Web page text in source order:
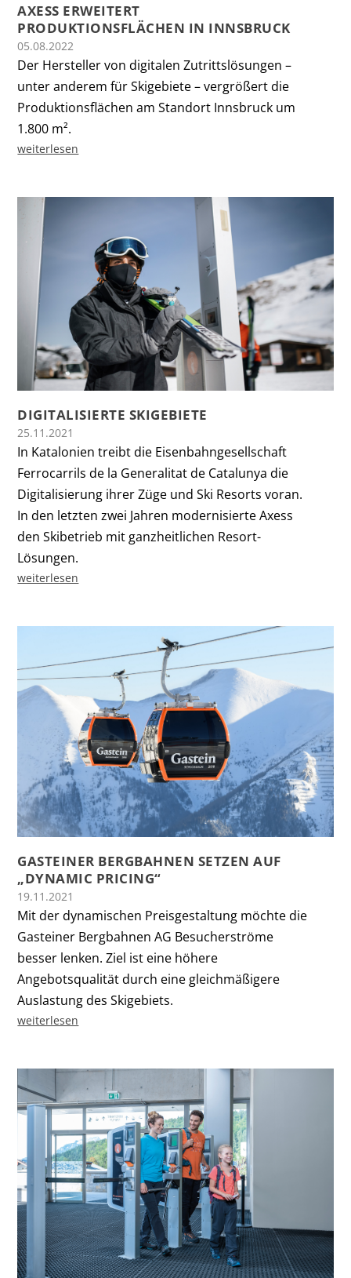
AXESS ERWEITERT
PRODUKTIONSFLÄCHEN IN INNSBRUCK
05.08.2022
Der Hersteller von digitalen Zutrittslösungen –
unter anderem für Skigebiete – vergrößert die
Produktionsflächen am Standort Innsbruck um
1.800 m².
weiterlesen
DIGITALISIERTE SKIGEBIETE
25.11.2021
In Katalonien treibt die Eisenbahngesellschaft
Ferrocarrils de la Generalitat de Catalunya die
Digitalisierung ihrer Züge und Ski Resorts voran.
In den letzten zwei Jahren modernisierte Axess
den Skibetrieb mit ganzheitlichen Resort-
Lösungen.
weiterlesen
GASTEINER BERGBAHNEN SETZEN AUF
„DYNAMIC PRICING“
19.11.2021
Mit der dynamischen Preisgestaltung möchte die
Gasteiner Bergbahnen AG Besucherströme
besser lenken. Ziel ist eine höhere
Angebotsqualität durch eine gleichmäßigere
Auslastung des Skigebiets.
weiterlesen